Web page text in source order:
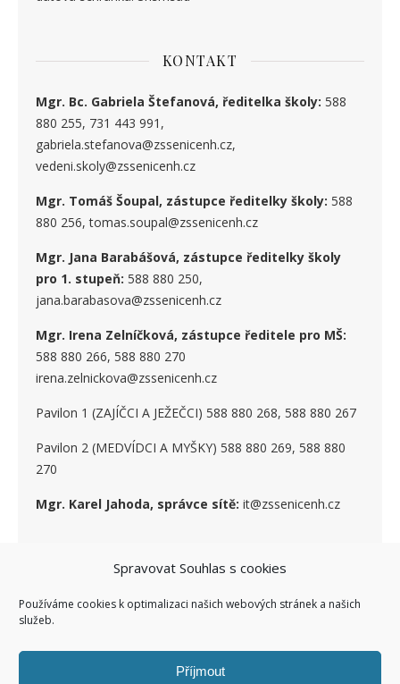
Spravovat Souhlas s cookies
Používáme cookies k optimalizaci našich webových stránek a našich
služeb.
Příjmout
KONTAKT
Mgr. Bc. Gabriela Štefanová, ředitelka školy: 588
880 255, 731 443 991,
gabriela.stefanova@zssenicenh.cz,
vedeni.skoly@zssenicenh.cz
Mgr. Tomáš Šoupal, zástupce ředitelky školy: 588
880 256, tomas.soupal@zssenicenh.cz
Mgr. Jana Barabášová, zástupce ředitelky školy
pro 1. stupeň: 588 880 250,
jana.barabasova@zssenicenh.cz
Mgr. Irena Zelníčková, zástupce ředitele pro MŠ:
588 880 266, 588 880 270
irena.zelnickova@zssenicenh.cz
Pavilon 1 (ZAJÍČCI A JEŽEČCI) 588 880 268, 588 880 267
Pavilon 2 (MEDVÍDCI A MYŠKY) 588 880 269, 588 880
270
Mgr. Karel Jahoda, správce sítě: it@zssenicenh.cz
SOCIÁLNÍ SÍTĚ